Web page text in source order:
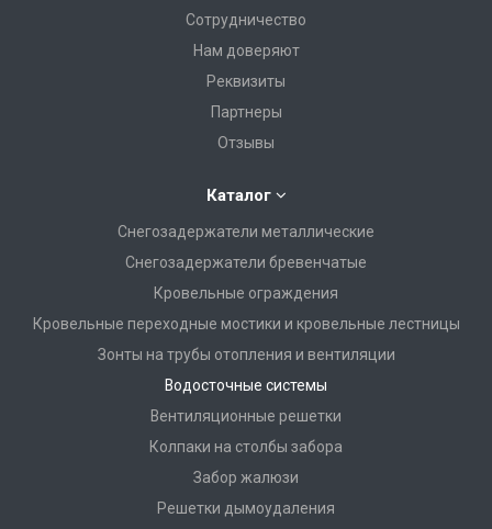
Сотрудничество
Нам доверяют
Реквизиты
Партнеры
Отзывы
Каталог
Снегозадержатели металлические
Снегозадержатели бревенчатые
Кровельные ограждения
Кровельные переходные мостики и кровельные лестницы
Зонты на трубы отопления и вентиляции
Водосточные системы
Вентиляционные решетки
Колпаки на столбы забора
Забор жалюзи
Решетки дымоудаления